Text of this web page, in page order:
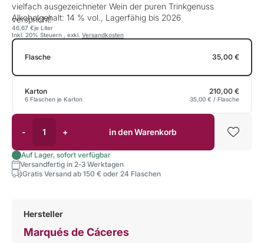
vielfach ausgezeichneter Wein der puren Trinkgenuss
verspricht!
Alkoholgehalt: 14 % vol., Lagerfähig bis 2026
je Liter
46,67 €
Inkl. 20% Steuern , exkl. Versandkosten
Flasche 35,00 €
Karton 210,00 €
6 Flaschen je Karton 35,00 € / Flasche
- + in den Warenkorb
Auf Lager, sofort verfügbar
Versandfertig in 2-3 Werktagen
Gratis Versand ab 150 € oder 24 Flaschen
Hersteller
Marqués de Cáceres